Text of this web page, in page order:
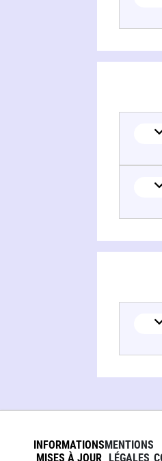
INFORMATIONS
MISES À JOUR
MENTIONS
LÉGALES